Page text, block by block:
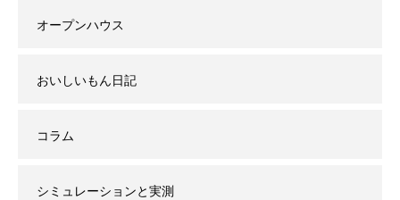
オープンハウス
おいしいもん日記
コラム
シミュレーションと実測